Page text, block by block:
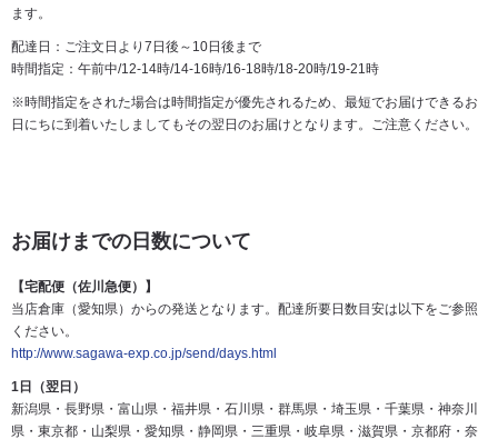
ます。
配達日：ご注文日より7日後～10日後まで
時間指定：午前中/12-14時/14-16時/16-18時/18-20時/19-21時
※時間指定をされた場合は時間指定が優先されるため、最短でお届けできるお
日にちに到着いたしましてもその翌日のお届けとなります。ご注意ください。
お届けまでの日数について
【宅配便（佐川急便）】
当店倉庫（愛知県）からの発送となります。配達所要日数目安は以下をご参照
ください。
http://www.sagawa-exp.co.jp/send/days.html
1日（翌日）
新潟県・長野県・富山県・福井県・石川県・群馬県・埼玉県・千葉県・神奈川
県・東京都・山梨県・愛知県・静岡県・三重県・岐阜県・滋賀県・京都府・奈